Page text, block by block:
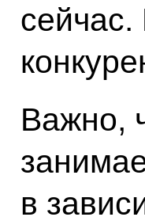
Важно,
в